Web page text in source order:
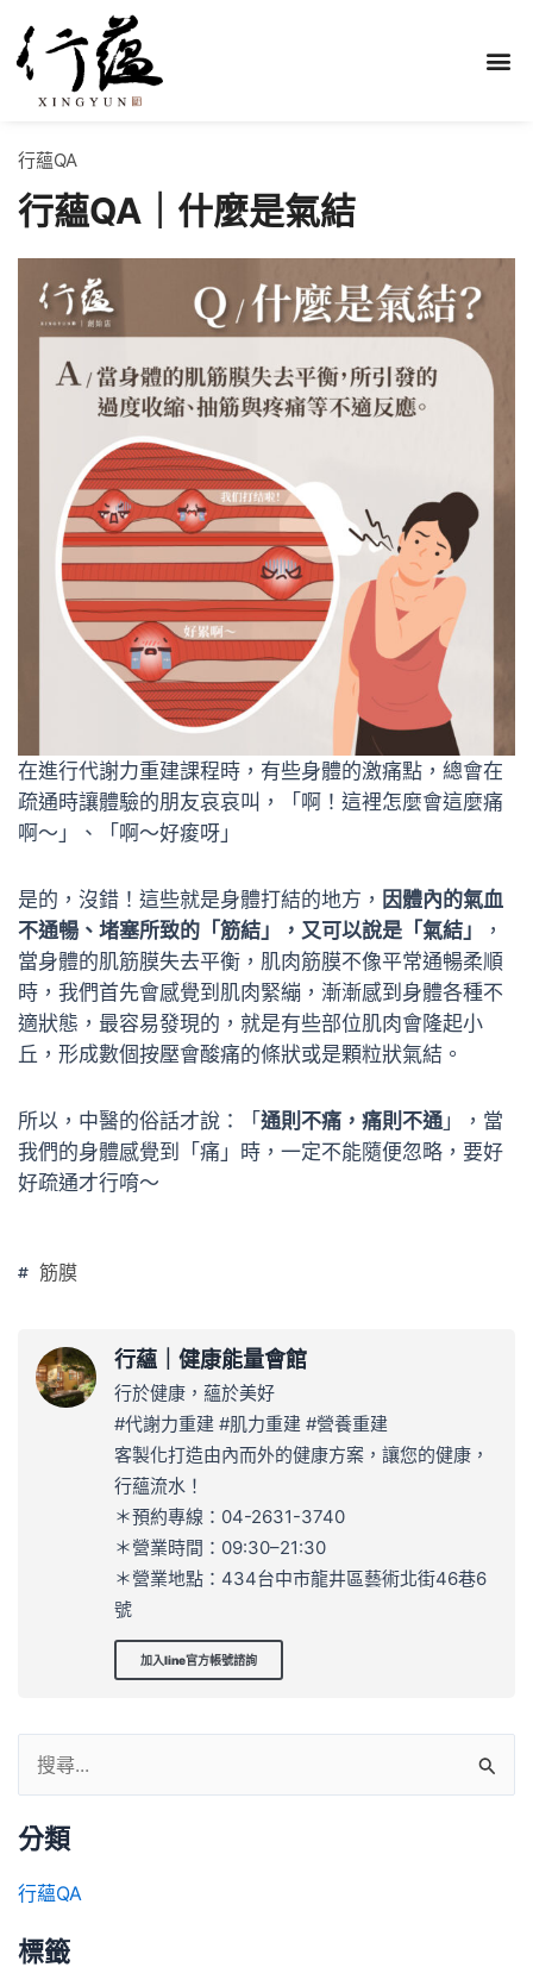
行蘊QA
行蘊QA｜什麼是氣結
在進行代謝力重建課程時，有些身體的激痛點，總會在
疏通時讓體驗的朋友哀哀叫，「啊！這裡怎麼會這麼痛
啊～」、「啊～好痠呀」
是的，沒錯！這些就是身體打結的地方， 因體內的氣血
不通暢、堵塞所致的「筋結」，又可以說是「氣結」
，
當身體的肌筋膜失去平衡，肌肉筋膜不像平常通暢柔順
時，我們首先會感覺到肌肉緊繃，漸漸感到身體各種不
適狀態，最容易發現的，就是有些部位肌肉會隆起小
丘，形成數個按壓會酸痛的條狀或是顆粒狀氣結。
所以，中醫的俗話才說：「通則不痛，痛則不通 」，當
我們的身體感覺到「痛」時，一定不能隨便忽略，要好
好疏通才行唷～
筋膜
行蘊｜健康能量會館
行於健康，蘊於美好
#代謝力重建 #肌力重建 #營養重建
客製化打造由內而外的健康方案，讓您的健康，
行蘊流水！
＊預約專線：04-2631-3740
＊營業時間：09:30–21:30
＊營業地點：434台中市龍井區藝術北街46巷6
號
加入line官方帳號諮詢
分類
行蘊QA
標籤